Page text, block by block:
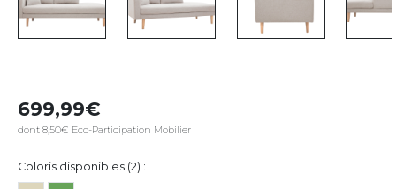
699,99
dont 8,50€ Eco-Participation Mobilier
Coloris disponibles (2) :